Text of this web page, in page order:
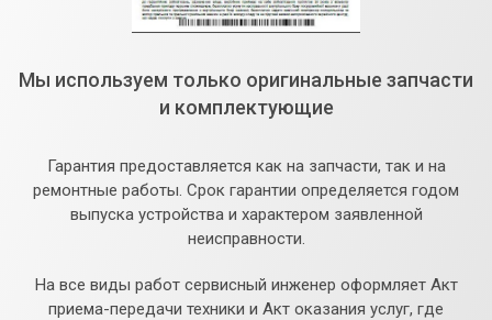
Мы используем только оригинальные запчасти
и комплектующие
Гарантия предоставляется как на запчасти, так и на
ремонтные работы. Срок гарантии определяется годом
выпуска устройства и характером заявленной
неисправности.
На все виды работ сервисный инженер оформляет Акт
приема-передачи техники и Акт оказания услуг, где